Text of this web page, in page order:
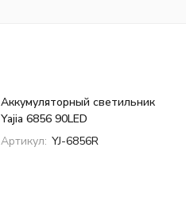
Аккумуляторный светильник
Yajia 6856 90LED
Артикул: YJ-6856R